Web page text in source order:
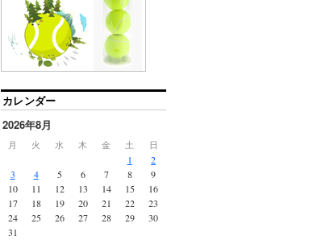
カレンダー
2026年8月
月 火 水 木 金 土 日
1
2
3
4 5 6 7 8
9
10
11 12 13 14 15
16
17
18 19 20 21 22
23
24
25 26 27 28 29
30
31